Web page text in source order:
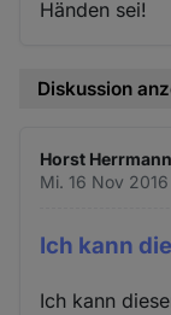
Händen sei!
Diskussion
Horst
Mi. 16 Nov
Ich kann
Ich kann